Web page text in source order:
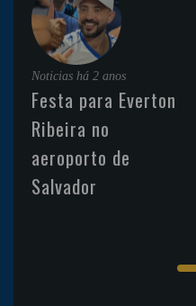
Noticias há 2 anos
Festa para Everton
Ribeira no
aeroporto de
Salvador